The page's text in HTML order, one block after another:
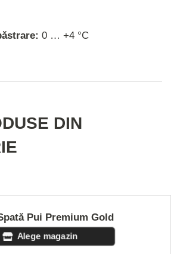
0 … +4 °C
DIN
Pui Premium Gold
Alege magazin